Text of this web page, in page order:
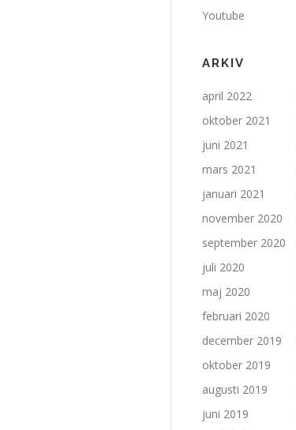
Youtube
ARKIV
april 2022
oktober 2021
juni 2021
mars 2021
januari 2021
november 2020
september 2020
juli 2020
maj 2020
februari 2020
december 2019
oktober 2019
augusti 2019
juni 2019